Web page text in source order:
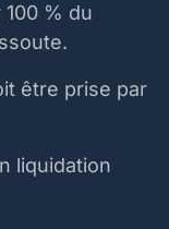
% du
être prise par
liquidation